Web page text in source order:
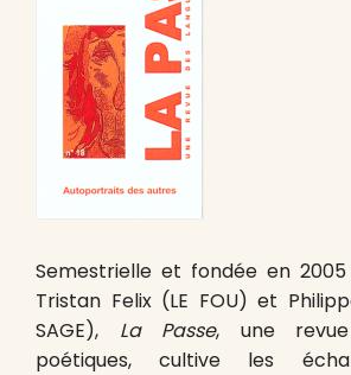
Semestrielle et fondée en
Tristan Felix (LE FOU) et
SAGE), La Passe, une
poétiques, cultive les